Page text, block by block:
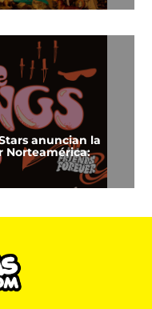
anuncian la
Norteamérica: